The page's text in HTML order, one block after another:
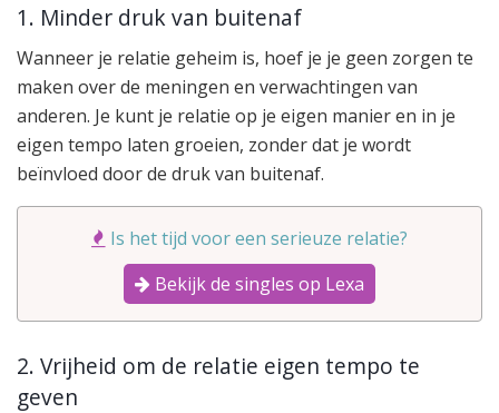
1. Minder druk van buitenaf
Wanneer je relatie geheim is, hoef je je geen zorgen te
maken over de meningen en verwachtingen van
anderen. Je kunt je relatie op je eigen manier en in je
eigen tempo laten groeien, zonder dat je wordt
beïnvloed door de druk van buitenaf.
Is het tijd voor een serieuze relatie?
Bekijk de singles op Lexa
2. Vrijheid om de relatie eigen tempo te
geven